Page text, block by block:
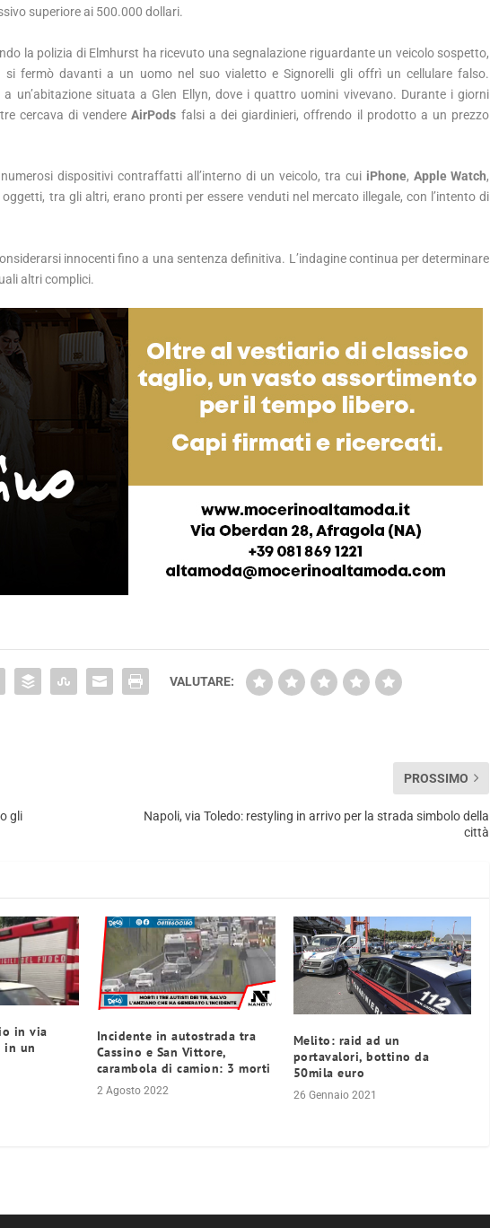
superiore ai 500.000 dollari.
la polizia di Elmhurst ha ricevuto una segnalazione riguardante un veicolo sospetto,
si fermò davanti a un uomo nel suo vialetto e Signorelli gli offrì un cellulare falso.
un’abitazione situata a Glen Ellyn, dove i quattro uomini vivevano. Durante i giorni
cercava di vendereAirPods falsi a dei giardinieri, offrendo il prodotto a un prezzo
dispositivi contraffatti all’interno di un veicolo, tra cui iPhone, Apple Watch,
oggetti, tra gli altri, erano pronti per essere venduti nel mercato illegale, con l’intento di
innocenti fino a una sentenza definitiva. L’indagine continua per determinare
altri complici.
VALUTARE:
gli
PROSSIMO
Napoli, via Toledo: restyling in arrivo per la strada simbolo della
città
in via
in un
Incidente in autostrada tra
Cassino e San Vittore,
carambola di camion: 3 morti
2 Agosto 2022
Melito: raid ad un
portavalori, bottino da
50mila euro
26 Gennaio 2021